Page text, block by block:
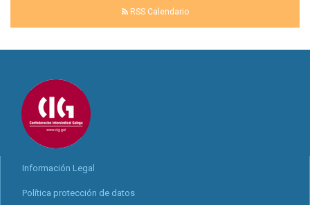
RSS Calendario
Información Legal
Política protección de datos